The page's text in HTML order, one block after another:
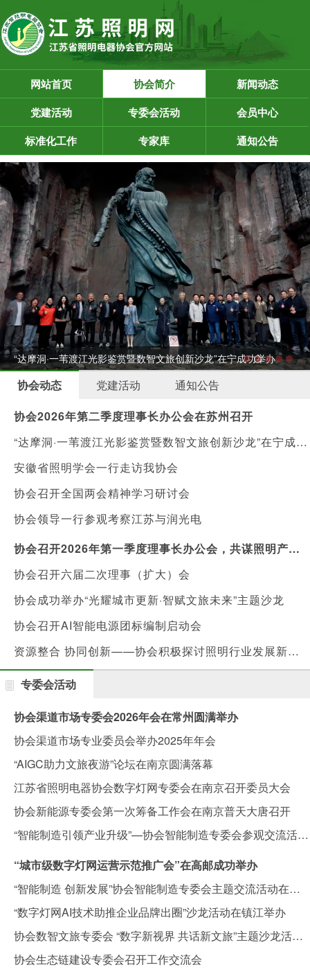
网站首页 协会简介 新闻动态
党建活动 专委会活动 会员中心
标准化工作 专家库 通知公告
“达摩洞·一苇渡江光影鉴赏暨数智文旅创新沙龙”在宁成功举办
协会动态 党建活动
通知公告
协会2026年第二季度理事长办公会在苏州召开
“达摩洞·一苇渡江光影鉴赏暨数智文旅创新沙龙”在宁成功举办
安徽省照明学会一行走访我协会
协会召开全国两会精神学习研讨会
协会领导一行参观考察江苏与润光电
协会召开2026年第一季度理事长办公会，共谋照明产业新机遇
协会召开六届二次理事（扩大）会
协会成功举办“光耀城市更新·智赋文旅未来”主题沙龙
协会召开AI智能电源团标编制启动会
资源整合 协同创新——协会积极探讨照明行业发展新路径
专委会活动
协会渠道市场专委会2026年会在常州圆满举办
协会渠道市场专业委员会举办2025年年会
“AIGC助力文旅夜游”论坛在南京圆满落幕
江苏省照明电器协会数字灯网专委会在南京召开委员大会
协会新能源专委会第一次筹备工作会在南京普天大唐召开
“智能制造引领产业升级”—协会智能制造专委会参观交流活动圆满举办
“城市级数字灯网运营示范推广会”在高邮成功举办
“智能制造 创新发展”协会智能制造专委会主题交流活动在南京举办
“数字灯网AI技术助推企业品牌出圈”沙龙活动在镇江举办
协会数智文旅专委会 “数字新视界 共话新文旅”主题沙龙活动圆满举行
协会生态链建设专委会召开工作交流会